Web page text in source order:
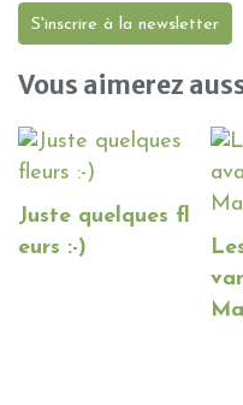
S'inscrire à la newsletter
Vous aimerez
Juste quelques fl
eurs :-)